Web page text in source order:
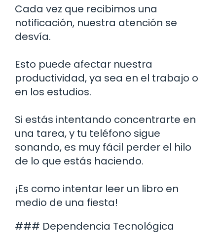
Cada vez que recibimos una
notificación, nuestra atención se
desvía.
Esto puede afectar nuestra
productividad, ya sea en el trabajo o
en los estudios.
Si estás intentando concentrarte en
una tarea, y tu teléfono sigue
sonando, es muy fácil perder el hilo
de lo que estás haciendo.
¡Es como intentar leer un libro en
medio de una fiesta!
### Dependencia Tecnológica